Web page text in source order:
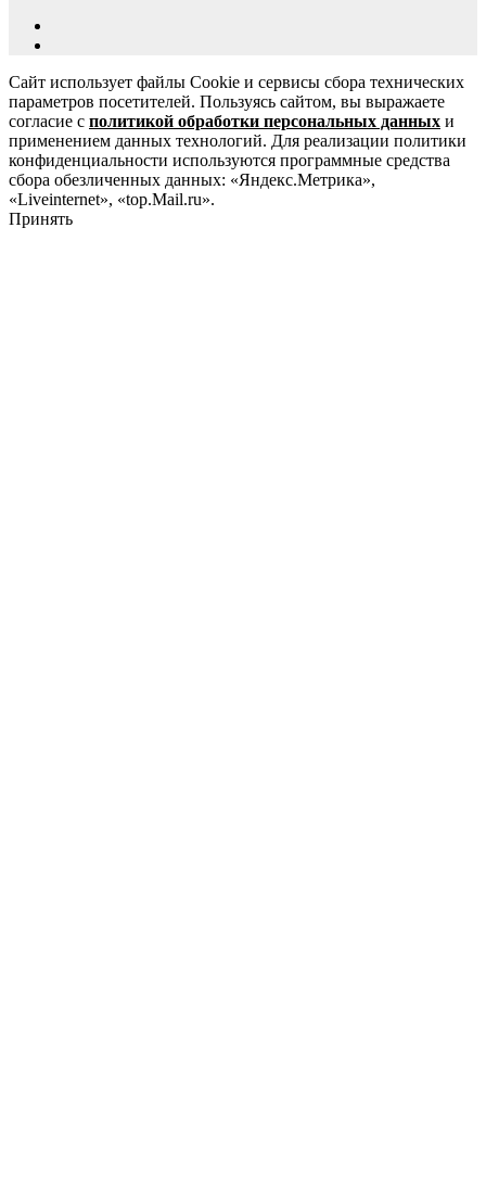
Сайт использует файлы Cookie и сервисы сбора технических
параметров посетителей. Пользуясь сайтом, вы выражаете
согласие с политикой обработки персональных данных и
применением данных технологий. Для реализации политики
конфиденциальности используются программные средства
сбора обезличенных данных: «Яндекс.Метрика»,
«Liveinternet», «top.Mail.ru».
Принять